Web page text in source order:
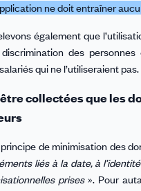
ne doit entraîner
également que
des
qui ne l’utiliseraient pas.
collectées que les
de minimisation des
liés à la date, à
prises». Pour